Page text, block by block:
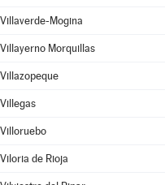
Villaverde-Mogina
Villayerno Morquillas
Villazopeque
Villegas
Villoruebo
Viloria de Rioja